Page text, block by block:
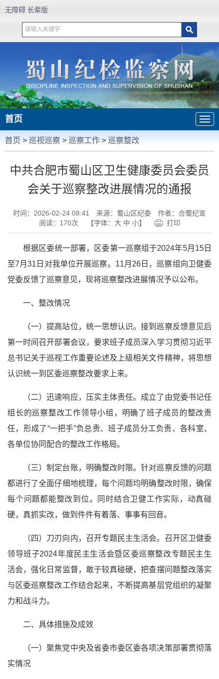
无障碍 长辈版
首页
首页 > 巡视巡察 > 巡察工作 > 巡察整改
中共合肥市蜀山区卫生健康委员会委员
会关于巡察整改进展情况的通报
时间：2026-02-24 08:41 来源：蜀山区纪委
作者：合蜀纪宣
阅读： 170次 【字体： 大 中 小】 打印
根据区委统一部署，区委第一巡察组于2024年5月15日
至7月31日对我单位开展巡察。11月26日，巡察组向卫健委
党委反馈了巡察意见，现将巡察整改进展情况予以公布。
一、整改情况
（一）提高站位，统一思想认识。接到巡察反馈意见后
第一时间召开部署会议，要求班子成员深入学习贯彻习近平
总书记关于巡视工作重要论述及上级相关文件精神，将思想
认识统一到区委巡察整改要求上来。
（二）迅速响应，压实主体责任。成立了由党委书记任
组长的巡察整改工作领导小组，明确了班子成员的整改责
任，形成了“一把手”负总责、班子成员分工负责、各科室、
各单位协同配合的整改工作格局。
（三）制定台账，明确整改时限。针对巡察反馈的问题
都进行了全面仔细地梳理，每个问题均明确整改时限，确保
每个问题都能整改到位。同时结合卫健工作实际，动真碰
硬，真抓实改，做到件件有着落、事事有回音。
（四）刀刃向内，召开专题民主生活会。召开区卫健委
领导班子2024年度民主生活会暨区委巡察整改专题民主生
活会，强化日常监督，敢于较真碰硬，把查摆问题整改落实
与区委巡察整改工作结合起来，不断提高基层党组织的凝聚
力和战斗力。
二、具体措施及成效
（一）聚焦党中央及省委市委区委各项决策部署贯彻落
实情况